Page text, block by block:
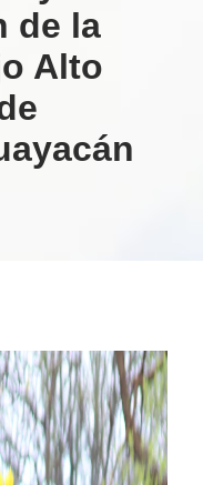
de la
Alto